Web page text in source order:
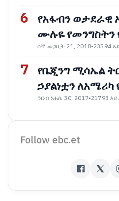
6
የአፋብን ወታደራዊ
ሙሉዬ የመንግስትን
ሰኞ መጋቢት 21, 2018•23594
7
የቤጂንግ ሚሳኤል
ኃያልነቷን ለአሜሪካ
ዓርብ ነሐሴ 30, 2017•21793
Follow ebc.et